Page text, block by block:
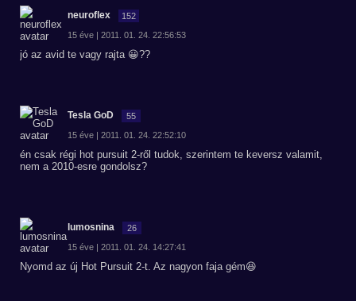
neuroflex 152
15 éve | 2011. 01. 24. 22:56:53
jó az avid te vagy rajta 😀??
Tesla GoD 55
15 éve | 2011. 01. 24. 22:52:10
én csak régi hot pursuit 2-ről tudok, szerintem te keversz valamit,
nem a 2010-esre gondolsz?
lumosnina 26
15 éve | 2011. 01. 24. 14:27:41
Nyomd az új Hot Pursuit 2-t. Az nagyon faja gém😆